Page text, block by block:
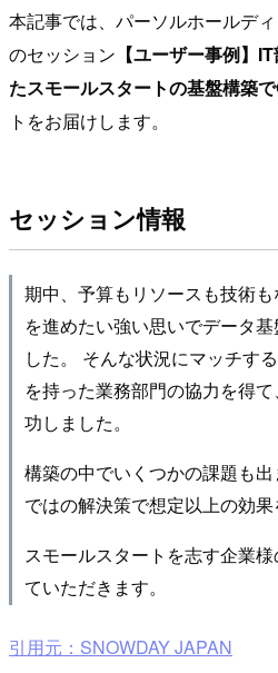
本記事では、パーソルホールデ
のセッション 【ユーザー事例】
たスモールスタートの基盤構築
トをお届けします。
セッション情報
期中、予算もリソースも技術
を進めたい強い思いでデータ
した。 そんな状況にマッチす
を持った業務部門の協力を得
功しました。
構築の中でいくつかの課題も
ではの解決策で想定以上の効果
スモールスタートを志す企業
ていただきます。
引用元：SNOWDAY JAPAN